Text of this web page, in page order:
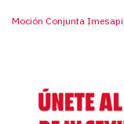
Moción Conjunta